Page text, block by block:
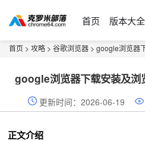
首页 版本大全
首页 > 攻略 > 谷歌浏览器 > google浏览器
google浏览器下载安装及浏
更新时间：2026-06-19
正文介绍